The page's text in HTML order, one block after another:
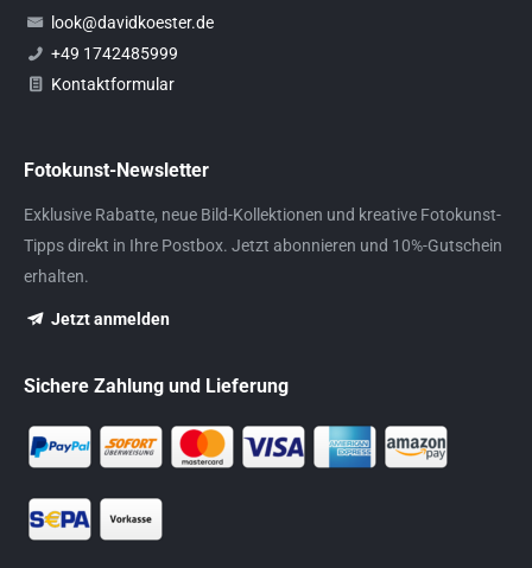
look@davidkoester.de
+49 1742485999
Kontaktformular
Fotokunst-Newsletter
Exklusive Rabatte, neue Bild-Kollektionen und kreative Fotokunst-
Tipps direkt in Ihre Postbox. Jetzt abonnieren und 10%-Gutschein
erhalten.
Jetzt anmelden
Sichere Zahlung und Lieferung